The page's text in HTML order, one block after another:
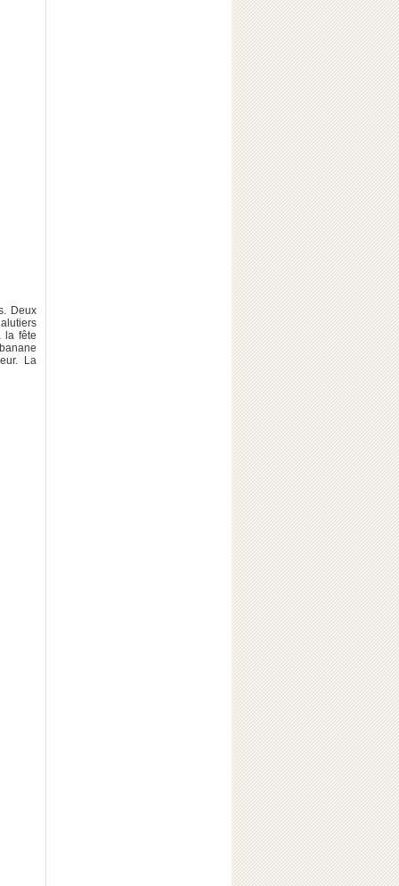
Deux
la fête
La